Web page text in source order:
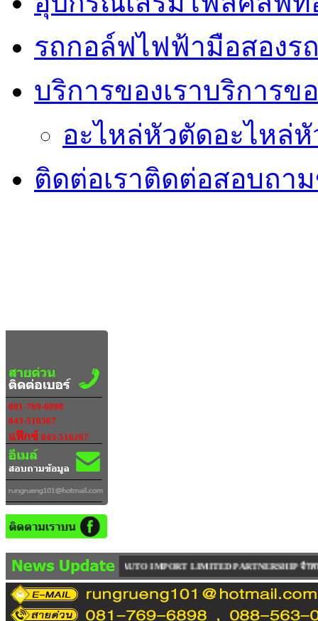
รถกอล์ฟไฟฟ้ามือสองร
บริการของเราบริการข
อะไหล่หัวตัดอะไหล่
ติดต่อเราติดต่อสอบถา
081-769-6898
043-516367
แฟ๊กซ์ 043-516267
AUTO IMPORT LIMITED PARTNERSHIP จำหน่าย ซ่อม รถยก ( ฟอร์